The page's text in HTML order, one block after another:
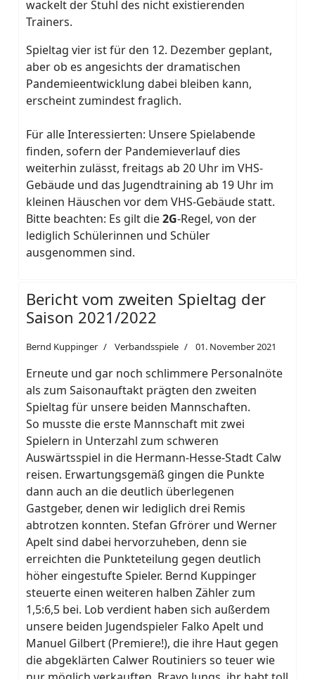
wackelt der Stuhl des nicht existierenden
Trainers.
Spieltag vier ist für den 12. Dezember geplant,
aber ob es angesichts der dramatischen
Pandemieentwicklung dabei bleiben kann,
erscheint zumindest fraglich.
Für alle Interessierten: Unsere Spielabende
finden, sofern der Pandemieverlauf dies
weiterhin zulässt, freitags ab 20 Uhr im VHS-
Gebäude und das Jugendtraining ab 19 Uhr im
kleinen Häuschen vor dem VHS-Gebäude statt.
Bitte beachten: Es gilt die2G-Regel, von der
lediglich Schülerinnen und Schüler
ausgenommen sind.
Bericht vom zweiten Spieltag der
Saison 2021/2022
Bernd Kuppinger Verbandsspiele 01. November 2021
Erneute und gar noch schlimmere Personalnöte
als zum Saisonauftakt prägten den zweiten
Spieltag für unsere beiden Mannschaften.
So musste die erste Mannschaft mit zwei
Spielern in Unterzahl zum schweren
Auswärtsspiel in die Hermann-Hesse-Stadt Calw
reisen. Erwartungsgemäß gingen die Punkte
dann auch an die deutlich überlegenen
Gastgeber, denen wir lediglich drei Remis
abtrotzen konnten. Stefan Gfrörer und Werner
Apelt sind dabei hervorzuheben, denn sie
erreichten die Punkteteilung gegen deutlich
höher eingestufte Spieler. Bernd Kuppinger
steuerte einen weiteren halben Zähler zum
1,5:6,5 bei. Lob verdient haben sich außerdem
unsere beiden Jugendspieler Falko Apelt und
Manuel Gilbert (Premiere!), die ihre Haut gegen
die abgeklärten Calwer Routiniers so teuer wie